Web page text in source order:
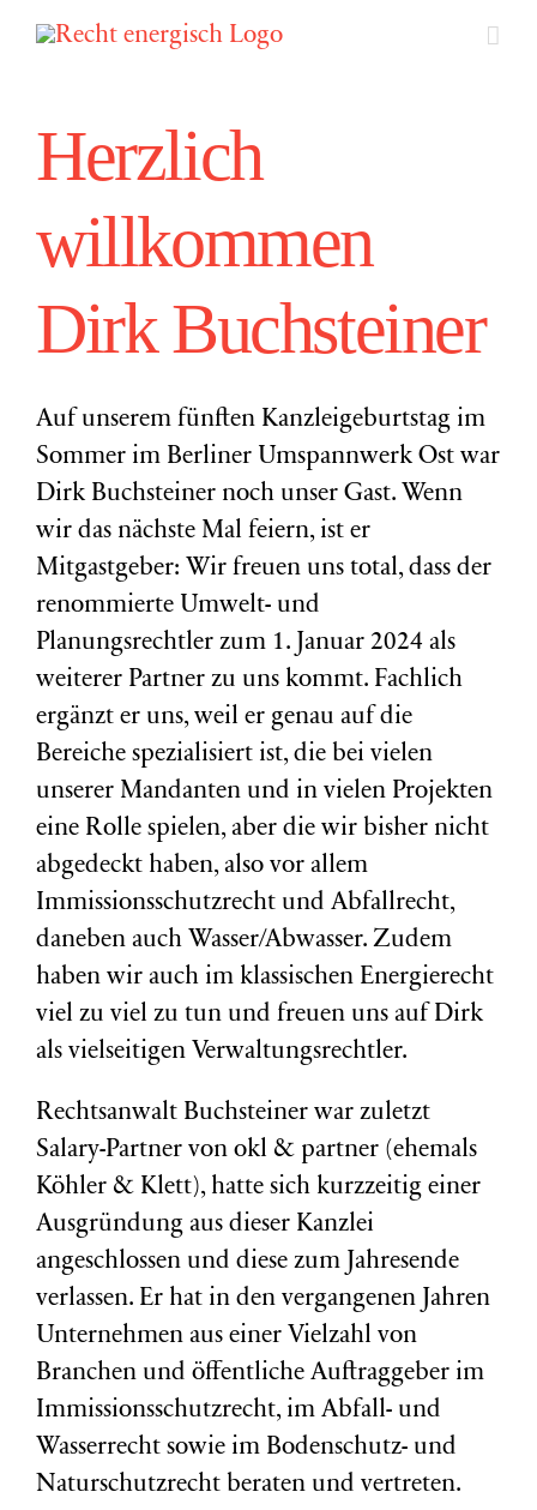
Herzlich
willkommen
Dirk Buchsteiner
Auf unserem fünften Kanzleigeburtstag im
Sommer im Berliner Umspannwerk Ost war
Dirk Buchsteiner noch unser Gast. Wenn
wir das nächste Mal feiern, ist er
Mitgastgeber: Wir freuen uns total, dass der
renommierte Umwelt- und
Planungsrechtler zum 1. Januar 2024 als
weiterer Partner zu uns kommt. Fachlich
ergänzt er uns, weil er genau auf die
Bereiche spezialisiert ist, die bei vielen
unserer Mandanten und in vielen Projekten
eine Rolle spielen, aber die wir bisher nicht
abgedeckt haben, also vor allem
Immissionsschutzrecht und Abfallrecht,
daneben auch Wasser/Abwasser. Zudem
haben wir auch im klassischen Energierecht
viel zu viel zu tun und freuen uns auf Dirk
als vielseitigen Verwaltungsrechtler.
Rechtsanwalt Buchsteiner war zuletzt
Salary-Partner von okl & partner (ehemals
Köhler & Klett), hatte sich kurzzeitig einer
Ausgründung aus dieser Kanzlei
angeschlossen und diese zum Jahresende
verlassen. Er hat in den vergangenen Jahren
Unternehmen aus einer Vielzahl von
Branchen und öffentliche Auftraggeber im
Immissionsschutzrecht, im Abfall- und
Wasserrecht sowie im Bodenschutz- und
Naturschutzrecht beraten und vertreten.